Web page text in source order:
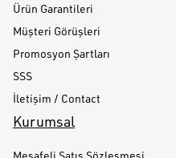
Ürün Garantileri
Müşteri Görüşleri
Promosyon Şartları
SSS
İletişim / Contact
Kurumsal
Mesafeli Satış Sözleşmesi